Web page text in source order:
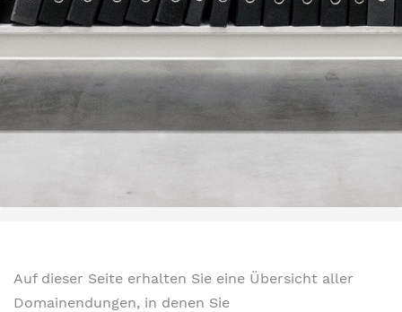
Auf dieser Seite erhalten Sie eine Übersicht aller
Domainendungen, in denen Sie